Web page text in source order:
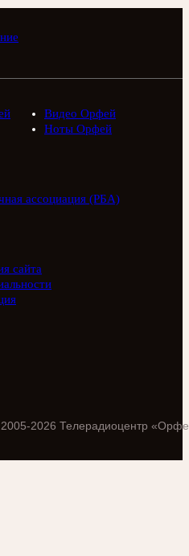
Видео Орфей
Ноты Орфей
ассоциация (РБА)
сайта
2005-2026 Телерадиоцентр